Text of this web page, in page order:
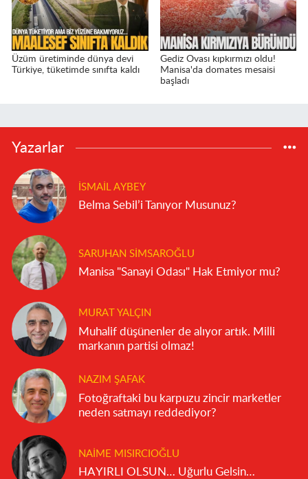
Üzüm üretiminde dünya devi
Türkiye, tüketimde sınıfta kaldı
Gediz Ovası kıpkırmızı oldu!
Manisa'da domates mesaisi
başladı
Yazarlar
İSMAIL AYBEY
Belma Sebil’i Tanıyor Musunuz?
SARUHAN SIMSAROĞLU
Manisa "Sanayi Odası" Hak Etmiyor mu?
MURAT YALÇIN
Muhalif düşünenler de alıyor artık. Milli
markanın partisi olmaz!
NAZIM ŞAFAK
Fotoğraftaki bu karpuzu zincir marketler
neden satmayı reddediyor?
NAIME MISIRCIOĞLU
HAYIRLI OLSUN… Uğurlu Gelsin…